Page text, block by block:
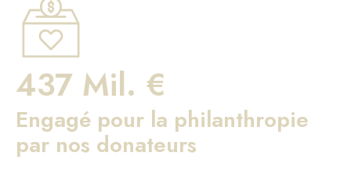
437 Mil. €
Engagé pour la philanthropie
par nos donateurs